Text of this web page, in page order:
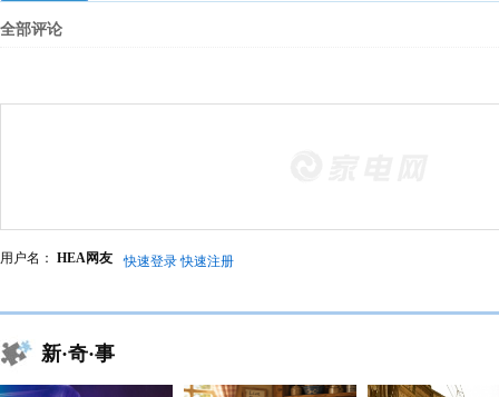
全部评论
用户名： HEA网友 快速登录 快速注册
新·奇·事